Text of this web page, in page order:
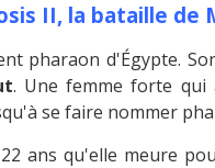
II, la bataille de
pharaon d'Égypte.
. Une femme forte qui
se faire nommer
ans qu'elle meure